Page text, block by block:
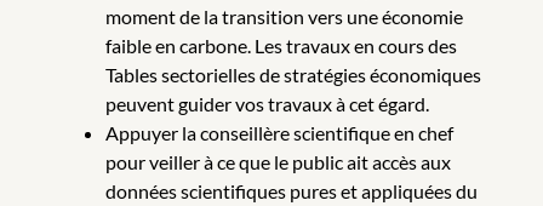
moment de la transition vers une économie
faible en carbone. Les travaux en cours des
Tables sectorielles de stratégies économiques
peuvent guider vos travaux à cet égard.
Appuyer la conseillère scientifique en chef
pour veiller à ce que le public ait accès aux
données scientifiques pures et appliquées du